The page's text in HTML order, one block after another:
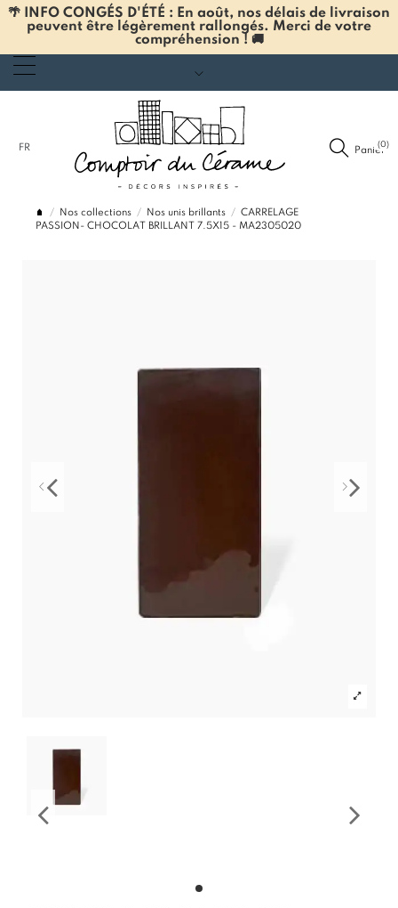
🌴 INFO CONGÉS D'ÉTÉ : En août, nos délais de livraison
peuvent être légèrement rallongés. Merci de votre
compréhension ! 🚚
FR Panier
(0)
Nos collections Nos unis brillants
CARRELAGE
PASSION- CHOCOLAT BRILLANT 7.5X15 - MA2305020